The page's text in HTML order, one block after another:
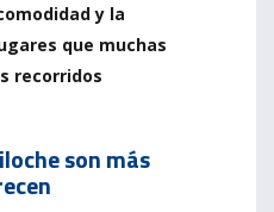
y la
que muchas
recorridos
son más